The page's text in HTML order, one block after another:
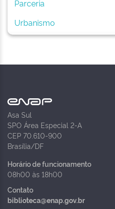
Parceria
Urbanismo
Asa Sul
SPO Área Especial 2-A
CEP 70.610-900
Brasília/DF
Horário de funcionamento
08h00 às 18h00
Contato
biblioteca@enap.gov.br